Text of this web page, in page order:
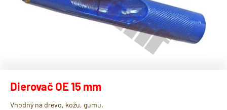
Dodacie podmienky
Kontakt
Dierovač OE 15 mm
Vhodný na drevo, kožu, gumu.